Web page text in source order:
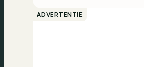
het uit na een rit van 800
ADVERTENTIE